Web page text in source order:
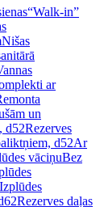
“Walk-in”
Nišas
ar
un
d52Rezerves
d52Ar
vāciņuBez
Rezerves daļas